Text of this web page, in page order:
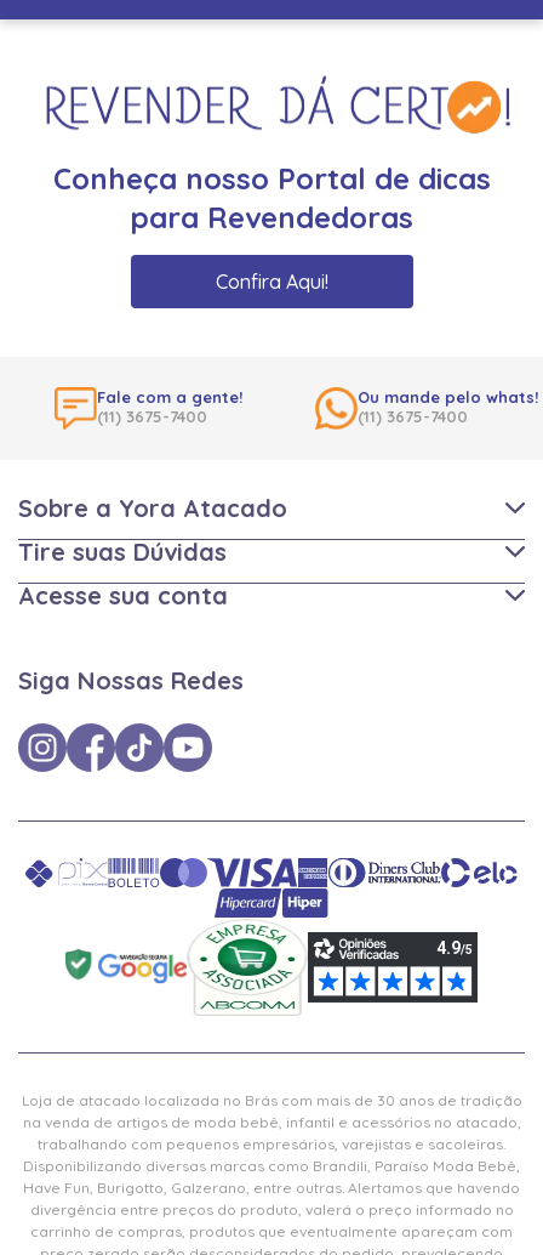
Conheça nosso Portal de dicas
para Revendedoras
Confira Aqui!
Fale com a gente!
(11) 3675-7400
Ou mande pelo whats!
(11) 3675-7400
Sobre a Yora Atacado
Tire suas Dúvidas
Acesse sua conta
Siga Nossas Redes
Loja de atacado localizada no Brás com mais de 30 anos de tradição
na venda de artigos de moda bebê, infantil e acessórios no atacado,
trabalhando com pequenos empresários, varejistas e sacoleiras.
Disponibilizando diversas marcas como Brandili, Paraíso Moda Bebê,
Have Fun, Burigotto, Galzerano, entre outras. Alertamos que havendo
divergência entre preços do produto, valerá o preço informado no
carrinho de compras, produtos que eventualmente apareçam com